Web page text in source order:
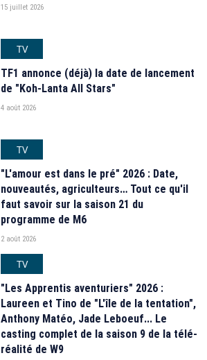
15 juillet 2026
TV
TF1 annonce (déjà) la date de lancement
de "Koh-Lanta All Stars"
4 août 2026
TV
"L'amour est dans le pré" 2026 : Date,
nouveautés, agriculteurs… Tout ce qu'il
faut savoir sur la saison 21 du
programme de M6
2 août 2026
TV
"Les Apprentis aventuriers" 2026 :
Laureen et Tino de "L'île de la tentation",
Anthony Matéo, Jade Leboeuf... Le
casting complet de la saison 9 de la télé-
réalité de W9